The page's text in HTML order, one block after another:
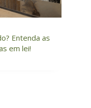
Entenda as
em lei!